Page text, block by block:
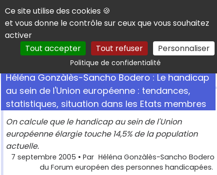
Panneau de gestion des cookies
Ce site utilise des cookies 🍪
et vous donne le contrôle sur ceux que vous souhaitez
activer
Tout accepter
Tout refuser Personnaliser
Politique de confidentialitéRechercher
Héléna Gonzàlès-Sancho Bodero : Le handicap
au sein de l'Union européenne : tendances,
statistiques, situation dans les Etats membres
On calcule que le handicap au sein de l'Union
européenne élargie touche 14,5% de la population
actuelle.
7 septembre 2005 • Par Héléna Gonzàlès-Sancho Bodero
du Forum européen des personnes handicapées.